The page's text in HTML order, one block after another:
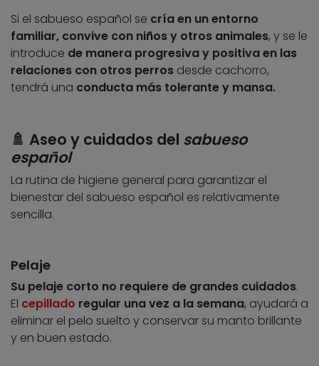
Si el sabueso español se cría en un entorno
familiar, convive con niños y otros animales, y se le
introduce de manera progresiva y positiva en las
relaciones con otros perros desde cachorro,
tendrá una conducta más tolerante y mansa.
🚿 Aseo y cuidados del sabueso
español
La rutina de higiene general para garantizar el
bienestar del sabueso español es relativamente
sencilla.
Pelaje
Su pelaje corto no requiere de grandes cuidados.
El cepillado regular una vez a la semana, ayudará a
eliminar el pelo suelto y conservar su manto brillante
y en buen estado.